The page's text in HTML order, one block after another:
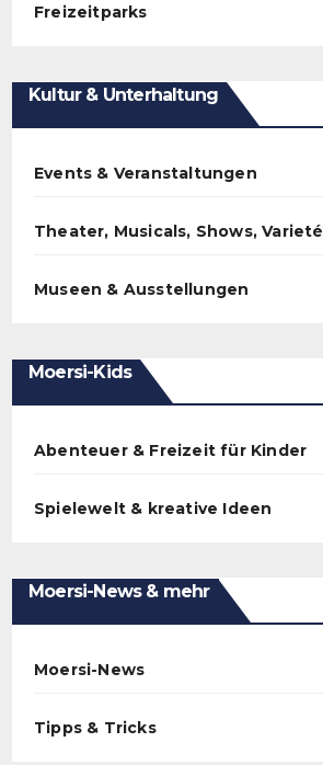
Freizeitparks
Kultur & Unterhaltung
Events & Veranstaltungen
Theater, Musicals, Shows, Varieté
Museen & Ausstellungen
Moersi-Kids
Abenteuer & Freizeit für Kinder
Spielewelt & kreative Ideen
Moersi-News & mehr
Moersi-News
Tipps & Tricks